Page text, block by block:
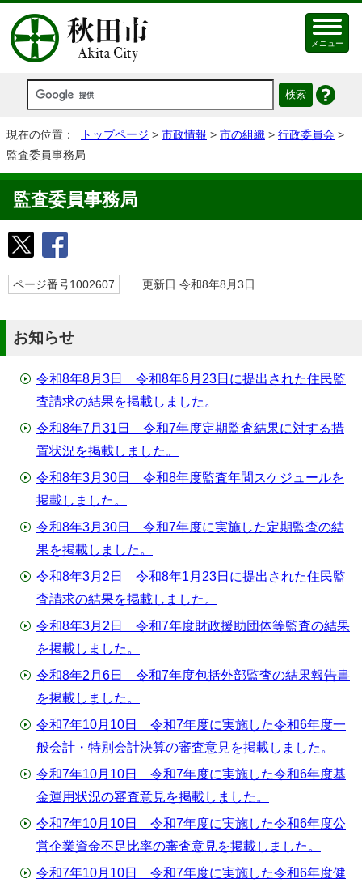
メニュー
現在の位置： トップページ > 市政情報 > 市の組織 > 行政委員会 >
監査委員事務局
監査委員事務局
ページ番号1002607 更新日 令和8年8月3日
お知らせ
令和8年8月3日 令和8年6月23日に提出された住民監
査請求の結果を掲載しました。
令和8年7月31日 令和7年度定期監査結果に対する措
置状況を掲載しました。
令和8年3月30日 令和8年度監査年間スケジュールを
掲載しました。
令和8年3月30日 令和7年度に実施した定期監査の結
果を掲載しました。
令和8年3月2日 令和8年1月23日に提出された住民監
査請求の結果を掲載しました。
令和8年3月2日 令和7年度財政援助団体等監査の結果
を掲載しました。
令和8年2月6日 令和7年度包括外部監査の結果報告書
を掲載しました。
令和7年10月10日 令和7年度に実施した令和6年度一
般会計・特別会計決算の審査意見を掲載しました。
令和7年10月10日 令和7年度に実施した令和6年度基
金運用状況の審査意見を掲載しました。
令和7年10月10日 令和7年度に実施した令和6年度公
営企業資金不足比率の審査意見を掲載しました。
令和7年10月10日 令和7年度に実施した令和6年度健